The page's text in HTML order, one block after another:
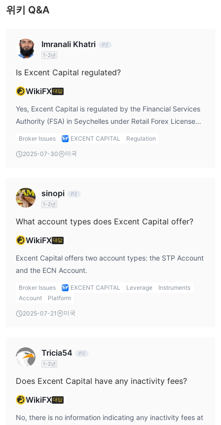
정에 대한 정보는 최소한입니다.
Excent Capital은 이 플랫폼에서 최대
니다.
수수료
Excent Capital은 각 자산 유형 및 다양한 통화 쌍에 대한 스프레드
EUR/USD 스프레드는
입니다. 수수료 측면에서 Excent
Capital은 투명성과 공정성을 우선시한다고 주장하며
거래 경험을 제공합니다.
춤형 거래 경험, 고속 성능, 보안 및 규정 준수, 그리고 신속한 지원과
같은 기능을 갖추고 있다고 합니다.
입출금
Excent Capital의 트레이더들은 두 가지 결제 옵션에 액세스할 수
있습니다:
신용카드/직불카드:즉시 입금을 위해 주요 신용카드 또는 직불카
드를 사용하십시오.
은행 송금:
Equals Money: 국내 은행에서 Excent Capital의 관리은행인 영국
런던의 은행으로 자금을 직접 이체합니다.
위키 Q&A
Imranali Khatri
1-2년
Is Excent Capital regulated?
WikiFX대답
Yes, Excent Capital is regulated by the Financial Services
Authority (FSA) in Seychelles under Retail Forex License
Broker Issues EXCENT CAPITAL Regulation
2025-07-30 미국
sinopi
1-2년
What account types does Excent Capital offer?
WikiFX대답
Excent Capital offers two account types: the STP Account
and the ECN Account.
Broker Issues EXCENT CAPITAL Leverage
Instruments
Account
Platform
2025-07-21 미국
Tricia54
1-2년
Does Excent Capital have any inactivity fees?
WikiFX대답
No, there is no information indicating any inactivity fees at